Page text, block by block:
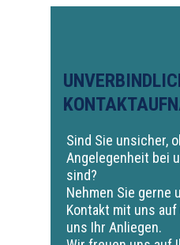
Sind Sie unsicher,
Angelegenheit bei
sind?
Nehmen Sie gerne
Kontakt mit uns
uns Ihr Anliegen.